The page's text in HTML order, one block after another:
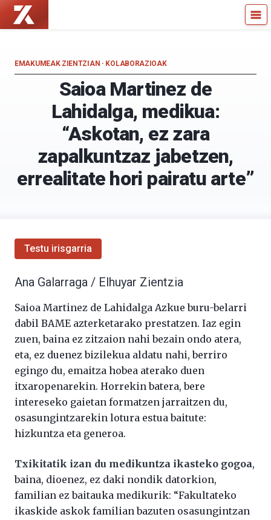
Zientzia
Kultura
Kultura
Saioa Martinez de
Lahidalga, medikua:
“Askotan, ez zara
zapalkuntzaz jabetzen,
errealitate hori pairatu arte”
EMAKUMEAK ZIENTZIAN · KOLABORAZIOAK
Testu irisgarria
Ana Galarraga / Elhuyar Zientzia
Saioa Martinez de Lahidalga Azkue buru-belarri
dabil BAME azterketarako prestatzen. Iaz egin
zuen, baina ez zitzaion nahi bezain ondo atera,
eta, ez duenez bizilekua aldatu nahi, berriro
egingo du, emaitza hobea aterako duen
itxaropenarekin. Horrekin batera, bere
intereseko gaietan formatzen jarraitzen du,
osasungintzarekin lotura estua baitute:
hizkuntza eta generoa.
Txikitatik izan du medikuntza ikasteko gogoa,
baina, dioenez, ez daki nondik datorkion,
familian ez baitauka medikurik: “Fakultateko
ikaskide askok familian bazuten osasungintzan